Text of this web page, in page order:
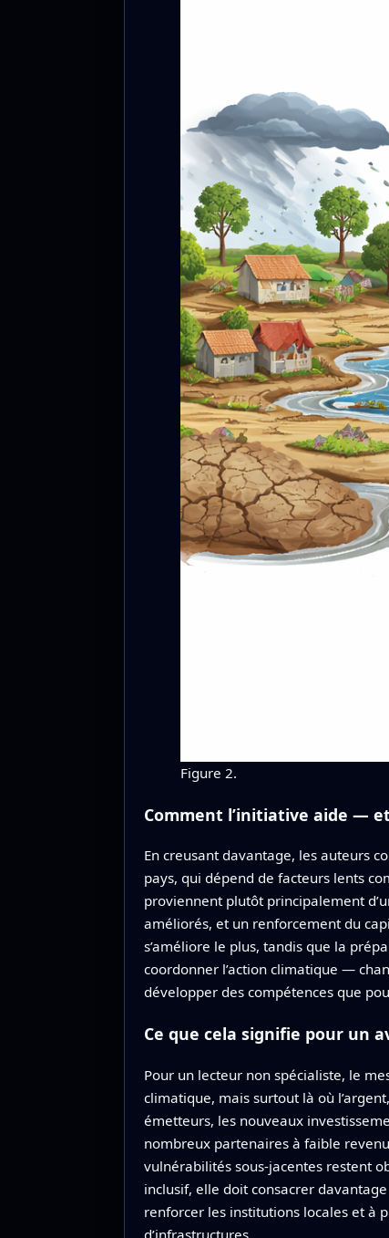
Figure 2.
Comment l’initiative aide —
En creusant davantage, les auteurs
pays, qui dépend de facteurs lents
proviennent plutôt principalement
améliorés, et un renforcement du
s’améliore le plus, tandis que la
coordonner l’action climatique —
développer des compétences que
Ce que cela signifie pour un
Pour un lecteur non spécialiste, le
climatique, mais surtout là où
émetteurs, les nouveaux
nombreux partenaires à faible
vulnérabilités sous-jacentes restent
inclusif, elle doit consacrer
renforcer les institutions locales et à
d’infrastructures.